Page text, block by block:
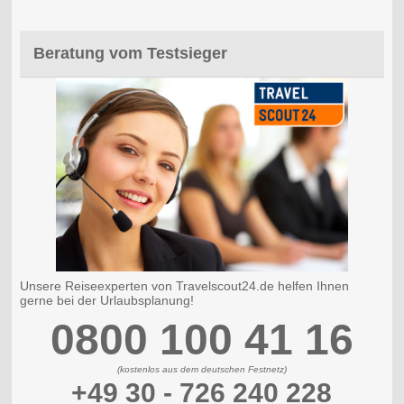
Beratung vom Testsieger
Unsere Reiseexperten von Travelscout24.de helfen Ihnen
gerne bei der Urlaubsplanung!
0800 100 41 16
(kostenlos aus dem deutschen Festnetz)
+49 30 - 726 240 228